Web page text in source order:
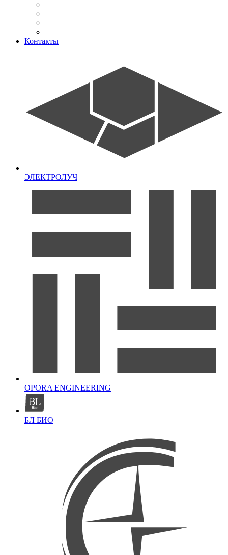
Контакты
ЭЛЕКТРОЛУЧ
OPORA ENGINEERING
БЛ БИО